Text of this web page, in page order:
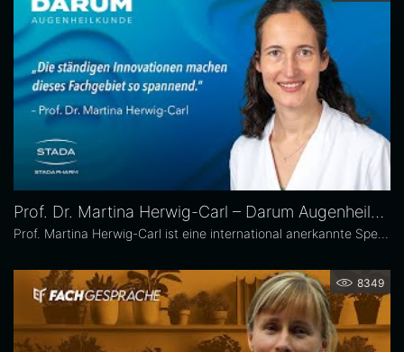
Prof. Dr. Martina Herwig-Carl – Darum Augenheilkunde
8349